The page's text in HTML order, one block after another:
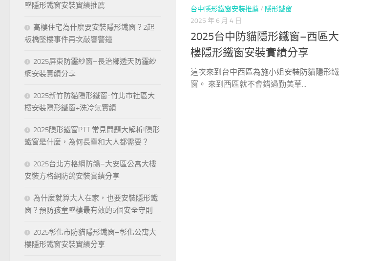
台中隱形鐵窗安裝推薦/ 隱形鐵窗
2025 年 6 月 4 日
2025台中防貓隱形鐵窗–西區大
樓隱形鐵窗安裝實績分享
這次來到台中西區為施小姐安裝防貓隱形鐵
窗。 來到西區就不會錯過勤美草...
墜隱形鐵窗安裝實績推薦
高樓住宅為什麼要安裝隱形鐵窗？2起
板橋墜樓事件再次敲響警鐘
2025屏東防霾紗窗–長治鄉透天防霾紗
網安裝實績分享
2025新竹防貓隱形鐵窗-竹北市社區大
樓安裝隱形鐵窗+洗冷氣實績
2025隱形鐵窗PTT 常見問題大解析!隱形
鐵窗是什麼，為何長輩和大人都需要？
2025台北方格網防鴿–大安區公寓大樓
安裝方格網防鴿安裝實績分享
為什麼就算大人在家，也要安裝隱形鐵
窗？預防孩童墜樓最有效的5個安全守則
2025彰化市防貓隱形鐵窗–彰化公寓大
樓隱形鐵窗安裝實績分享